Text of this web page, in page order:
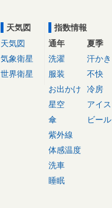
天気図
天気図
気象衛星
世界衛星
指数情報
通年
洗濯
服装
お出かけ
星空
傘
紫外線
体感温度
洗車
睡眠
夏季
汗かき
不快
冷房
アイス
ビール